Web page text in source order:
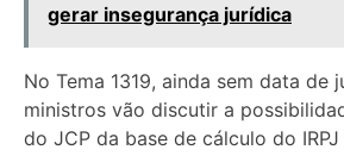
gerar insegurança jurídica
No Tema 1319, ainda sem data de
ministros vão discutir a
do JCP da base de cálculo do IRPJ